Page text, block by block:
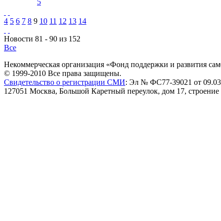
5
4 5 6 7 8 9 10 11 12 13 14
Новости 81 - 90 из 152
Все
Некоммерческая организация «Фонд поддержки и развития
© 1999-2010 Все права защищены.
Свидетельство о регистрации СМИ: Эл № ФС77-39021 от
127051 Москва, Большой Каретный переулок, дом 17, строение